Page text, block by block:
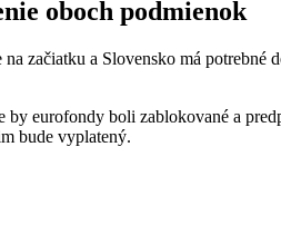
oboch podmienok
začiatku a Slovensko má
by eurofondy boli zablokované a
bude vyplatený.